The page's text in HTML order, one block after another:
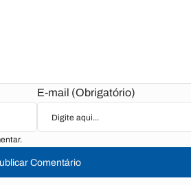
E-mail (Obrigatório)
Comentário